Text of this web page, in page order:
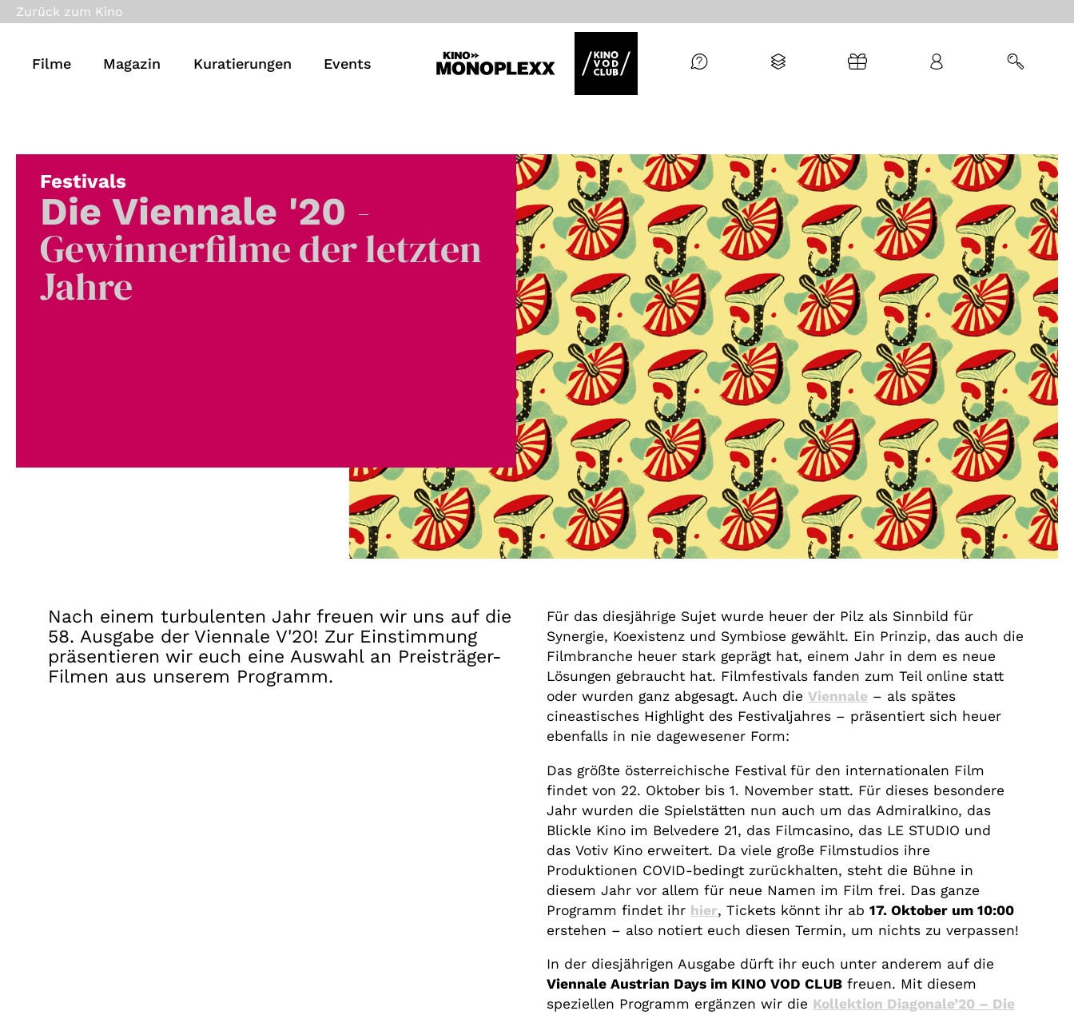
Kuratierungen
So geht’s
Filmpakete
Gutscheine
& Filmpässe
Account
Suche
Zurück zum Kino
Filme Magazin Kuratierungen Events
Festivals
Die Viennale '20 -
Gewinnerfilme der letzten
Jahre
Nach einem turbulenten Jahr freuen wir uns auf die
58. Ausgabe der Viennale V'20! Zur Einstimmung
präsentieren wir euch eine Auswahl an Preisträger-
Filmen aus unserem Programm.
Für das diesjährige Sujet wurde heuer der Pilz als Sinnbild für
Synergie, Koexistenz und Symbiose gewählt. Ein Prinzip, das auch die
Filmbranche heuer stark geprägt hat, einem Jahr in dem es neue
Lösungen gebraucht hat. Filmfestivals fanden zum Teil online statt
oder wurden ganz abgesagt. Auch dieViennale – als spätes
cineastisches Highlight des Festivaljahres – präsentiert sich heuer
ebenfalls in nie dagewesener Form:
Das größte österreichische Festival für den internationalen Film
findet von 22. Oktober bis 1. November statt. Für dieses besondere
Jahr wurden die Spielstätten nun auch um das Admiralkino, das
Blickle Kino im Belvedere 21, das Filmcasino, das LE STUDIO und
das Votiv Kino erweitert. Da viele große Filmstudios ihre
Produktionen COVID-bedingt zurückhalten, steht die Bühne in
diesem Jahr vor allem für neue Namen im Film frei. Das ganze
Programm findet ihr hier, Tickets könnt ihr ab17. Oktober um 10:00
erstehen – also notiert euch diesen Termin, um nichts zu verpassen!
In der diesjährigen Ausgabe dürft ihr euch unter anderem auf die
Viennale Austrian Days im KINO VOD CLUB freuen. Mit diesem
speziellen Programm ergänzen wir die Kollektion Diagonale’20 – Die